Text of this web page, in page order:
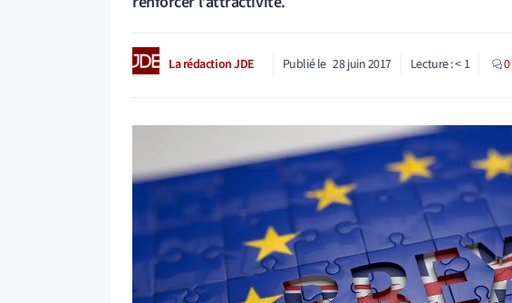
La rédaction JDE Publié le 28 juin 2017 Lecture :< 1 0